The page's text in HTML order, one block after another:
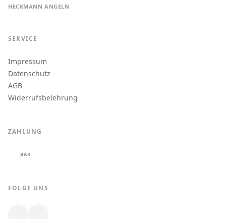
HECKMANN ANGELN
SERVICE
Impressum
Datenschutz
AGB
Widerrufsbelehrung
ZAHLUNG
BAR
FOLGE UNS